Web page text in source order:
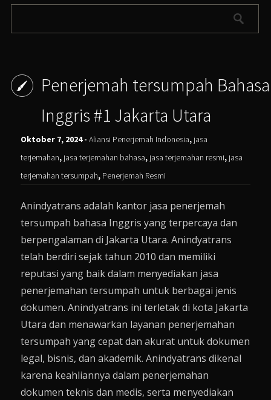
Penerjemah tersumpah Bahasa
Inggris #1 Jakarta Utara
Oktober 7, 2024 -Aliansi Penerjemah Indonesia, jasa
terjemahan, jasa terjemahan bahasa, jasa terjemahan resmi, jasa
terjemahan tersumpah, Penerjemah Resmi
Anindyatrans adalah kantor jasa penerjemah
tersumpah bahasa Inggris yang terpercaya dan
berpengalaman di Jakarta Utara. Anindyatrans
telah berdiri sejak tahun 2010 dan memiliki
reputasi yang baik dalam menyediakan jasa
penerjemahan tersumpah untuk berbagai jenis
dokumen. Anindyatrans ini terletak di kota Jakarta
Utara dan menawarkan layanan penerjemahan
tersumpah yang cepat dan akurat untuk dokumen
legal, bisnis, dan akademik. Anindyatrans dikenal
karena keahliannya dalam penerjemahan
dokumen teknis dan medis, serta menyediakan